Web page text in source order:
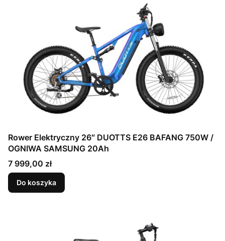
Rower Elektryczny 26″ DUOTTS E26 BAFANG 750W /
OGNIWA SAMSUNG 20Ah
Cena
7 999,00 zł
Do koszyka